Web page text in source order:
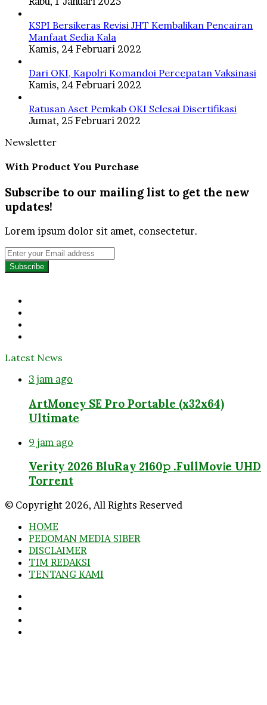
KSPI Bersikeras Revisi JHT Kembalikan Pencairan
Manfaat Sedia Kala
Kamis, 24 Februari 2022
Dari OKI, Kapolri Komandoi Percepatan Vaksinasi
Kamis, 24 Februari 2022
Ratusan Aset Pemkab OKI Selesai Disertifikasi
Jumat, 25 Februari 2022
Newsletter
With Product You Purchase
Subscribe to our mailing list to get the new
updates!
Lorem ipsum dolor sit amet, consectetur.
Enter
your
Email
Latest News
3 jam ago
ArtMoney SE Pro Portable (x32x64)
Ultimate
9 jam ago
Verity 2026 BluRay 2160𝚙 .FullMov𝗂e UHD
Torrent
© Copyright 2026, All Rights Reserved
HOME
PEDOMAN MEDIA SIBER
DISCLAIMER
TIM REDAKSI
TENTANG KAMI